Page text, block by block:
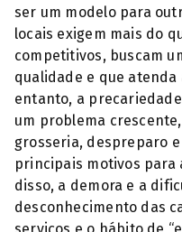
ser um modelo para
locais exigem mais do
competitivos, buscam
qualidade e que atenda
entanto, a
um problema
grosseria, despreparo
principais motivos para
disso, a demora e a
desconhecimento das